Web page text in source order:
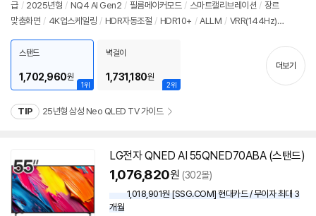
뷰
급 / 2025년형 / NQ4 AI Gen2 / 필름메이커모드 / 스마트캘리브레이션 / 장르
맞춤화면 / 4K업스케일링 / HDR자동조절 / HDR10+ / ALLM / VRR(144Hz)
/ 출시가: 2,290,000원
기
1위
스탠드
1,702,960원
2위
벽걸이
1,731,180원
더보기
TIP 25년형 삼성 Neo QLED TV 가이드
LG전자 QNED AI 55QNED70ABA (스탠드)
1,076,820원 (302몰)
1,018,901원 [SSG.COM] 현대카드 / 무이자 최대 3
개월